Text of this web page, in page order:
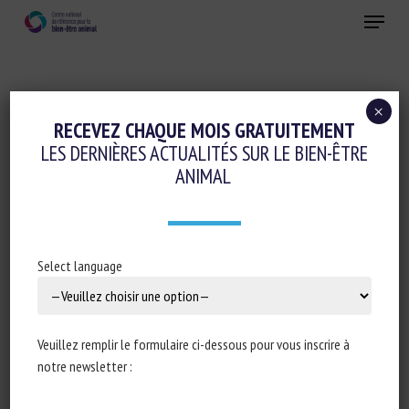
Menu
Conduite d'élevage et relations humain-animal
Ethique-sociologie-philosophie-droit
MEILLEUR « BIEN-ÊTRE » DES ANIMAUX
7 décembre 2021
RECEVEZ CHAQUE MOIS GRATUITEMENT
LES DERNIÈRES ACTUALITÉS SUR LE BIEN-ÊTRE
ANIMAL
Select language
Veuillez remplir le formulaire ci-dessous pour vous inscrire à
notre newsletter :
×